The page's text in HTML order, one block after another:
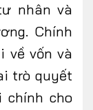
nhân và
Chính
về vốn và
trò quyết
chính cho